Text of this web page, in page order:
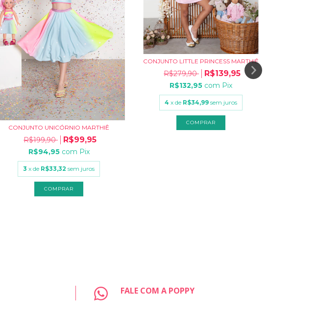
CONJUNTO UNICÓRNIO MARTHIÊ
R$199,90 R$99,95
R$94,95 com Pix
3 x de R$33,32 sem juros
COMPRAR
CONJUNTO LITTLE PRINCESS MARTHIÊ
R$279,90 R$139,95
R$132,95 com Pix
4 x de R$34,99 sem juros
COMPRAR
FALE COM A POPPY